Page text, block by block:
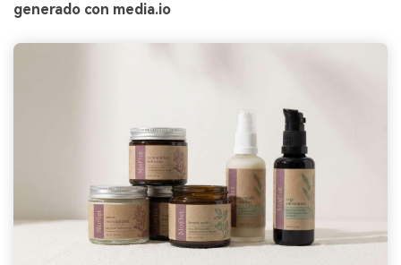
generado con media.io